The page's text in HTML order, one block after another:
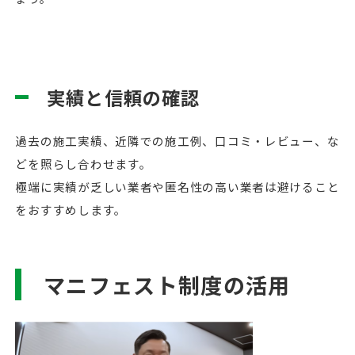
実績と信頼の確認
過去の施工実績、近隣での施工例、口コミ・レビュー、な
どを照らし合わせます。
極端に実績が乏しい業者や匿名性の高い業者は避けること
をおすすめします。
マニフェスト制度の活用